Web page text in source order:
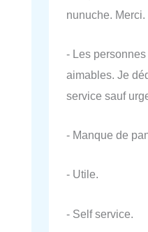
nunuche. Merci.
- Les
aimables. Je
service sauf
- Manque de
- Utile.
- Self service.